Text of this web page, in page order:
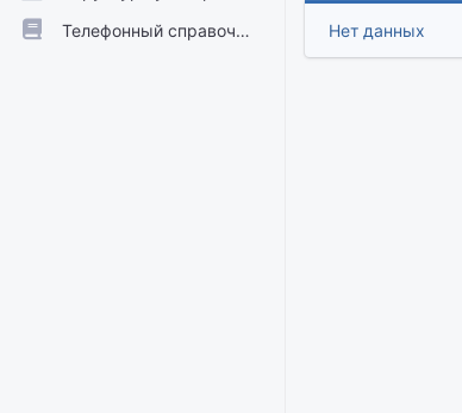
ТГУ.Расписание
Телефонный справочник
Нет данных